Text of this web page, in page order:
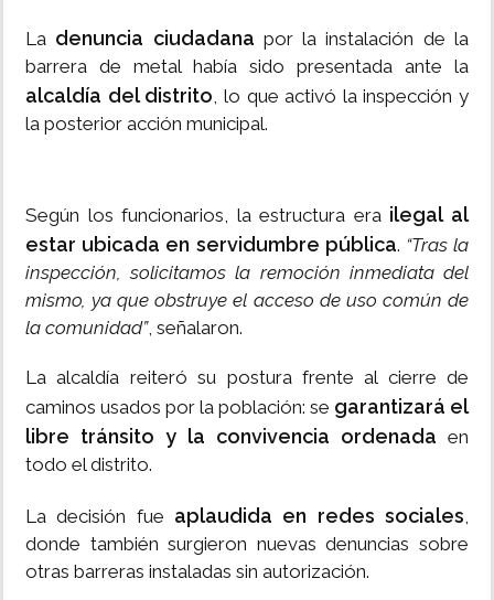
La denuncia ciudadana por la instalación de la
barrera de metal había sido presentada ante la
alcaldía del distrito, lo que activó la inspección y
la posterior acción municipal.
Según los funcionarios, la estructura era ilegal al
estar ubicada en servidumbre pública. “Tras la
inspección, solicitamos la remoción inmediata del
mismo, ya que obstruye el acceso de uso común de
la comunidad”, señalaron.
La alcaldía reiteró su postura frente al cierre de
caminos usados por la población: se garantizará el
libre tránsito y la convivencia ordenada en
todo el distrito.
La decisión fue aplaudida en redes sociales,
donde también surgieron nuevas denuncias sobre
otras barreras instaladas sin autorización.